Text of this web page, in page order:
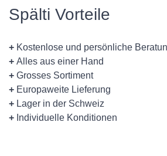
Spälti Vorteile
+ Kostenlose und persönliche
+ Alles aus einer Hand
+ Grosses Sortiment
+ Europaweite Lieferung
+ Lager in der Schweiz
+ Individuelle Konditionen